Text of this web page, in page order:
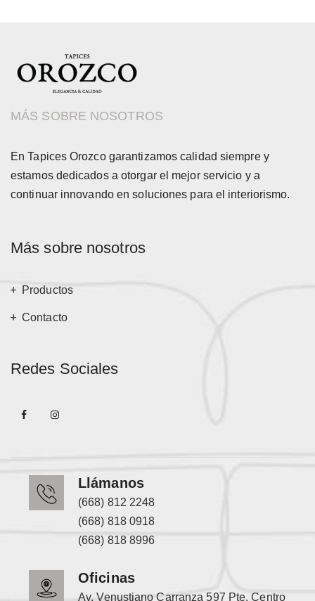
MÁS SOBRE NOSOTROS
En Tapices Orozco garantizamos calidad siempre y
estamos dedicados a otorgar el mejor servicio y a
continuar innovando en soluciones para el interiorismo.
Más sobre nosotros
Productos
Contacto
Redes Sociales
Llámanos
(668) 812 2248
(668) 818 0918
(668) 818 8996
Oficinas
Av. Venustiano Carranza 597 Pte. Centro